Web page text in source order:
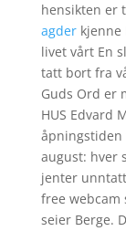
hensikten er
agderkjenne
livet vårt En
tatt bort fra
Guds Ord er
HUS Edvard
åpningstiden
august: hver
jenter
free webcam
seier Berge.